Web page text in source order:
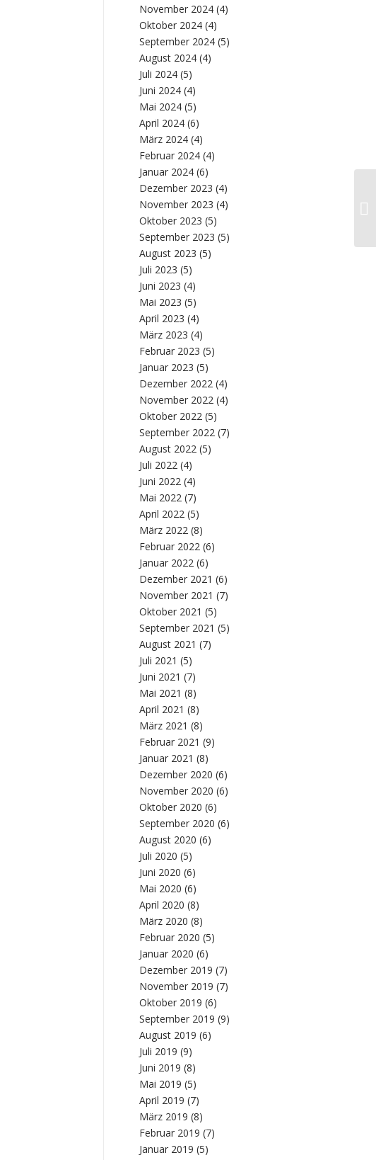
November 2024 (4)
Oktober 2024 (4)
September 2024 (5)
August 2024 (4)
Juli 2024 (5)
Juni 2024 (4)
Mai 2024 (5)
April 2024 (6)
März 2024 (4)
Februar 2024 (4)
Januar 2024 (6)
Dezember 2023 (4)
November 2023 (4)
Oktober 2023 (5)
September 2023 (5)
August 2023 (5)
Juli 2023 (5)
Juni 2023 (4)
Mai 2023 (5)
April 2023 (4)
März 2023 (4)
Februar 2023 (5)
Januar 2023 (5)
Dezember 2022 (4)
November 2022 (4)
Oktober 2022 (5)
September 2022 (7)
August 2022 (5)
Juli 2022 (4)
Juni 2022 (4)
Mai 2022 (7)
April 2022 (5)
März 2022 (8)
Februar 2022 (6)
Januar 2022 (6)
Dezember 2021 (6)
November 2021 (7)
Oktober 2021 (5)
September 2021 (5)
August 2021 (7)
Juli 2021 (5)
Juni 2021 (7)
Mai 2021 (8)
April 2021 (8)
März 2021 (8)
Februar 2021 (9)
Januar 2021 (8)
Dezember 2020 (6)
November 2020 (6)
Oktober 2020 (6)
September 2020 (6)
August 2020 (6)
Juli 2020 (5)
Juni 2020 (6)
Mai 2020 (6)
April 2020 (8)
März 2020 (8)
Februar 2020 (5)
Januar 2020 (6)
Dezember 2019 (7)
November 2019 (7)
Oktober 2019 (6)
September 2019 (9)
August 2019 (6)
Juli 2019 (9)
Juni 2019 (8)
Mai 2019 (5)
April 2019 (7)
März 2019 (8)
Februar 2019 (7)
Januar 2019 (5)